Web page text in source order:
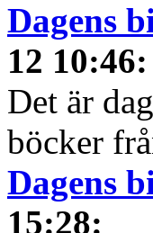
Dagens
12 10:46:
Det är
böcker
Dagens
15:28: